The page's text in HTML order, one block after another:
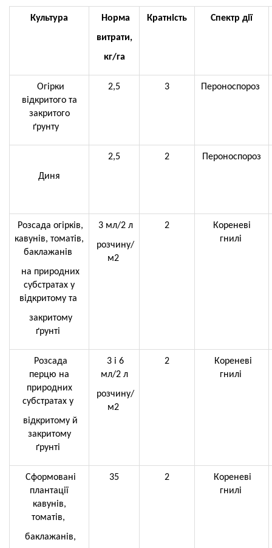
Культура
Норма
витрати,
кг/га
Кратність Спектр дії
Огірки
відкритого та
закритого
ґрунту
2,5 3 Пероноспороз
Диня
2,5 2 Пероноспороз
Розсада огірків,
кавунів, томатів,
баклажанів
на природних
субстратах у
відкритому та
закритому
ґрунті
3 мл/2 л
розчину/
м2
2
Кореневі
гнилі
Розсада
перцю на
природних
субстратах у
відкритому й
закритому
ґрунті
3 і 6
мл/2 л
розчину/
м2
2
Кореневі
гнилі
Сформовані
плантації
кавунів,
томатів,
баклажанів,
35 2
Кореневі
гнилі